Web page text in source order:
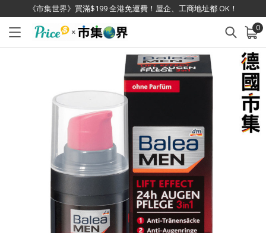
《市集世界》買滿$199 全港免運費！屋企、工商地址都 OK！
0
已加入購物車 查看